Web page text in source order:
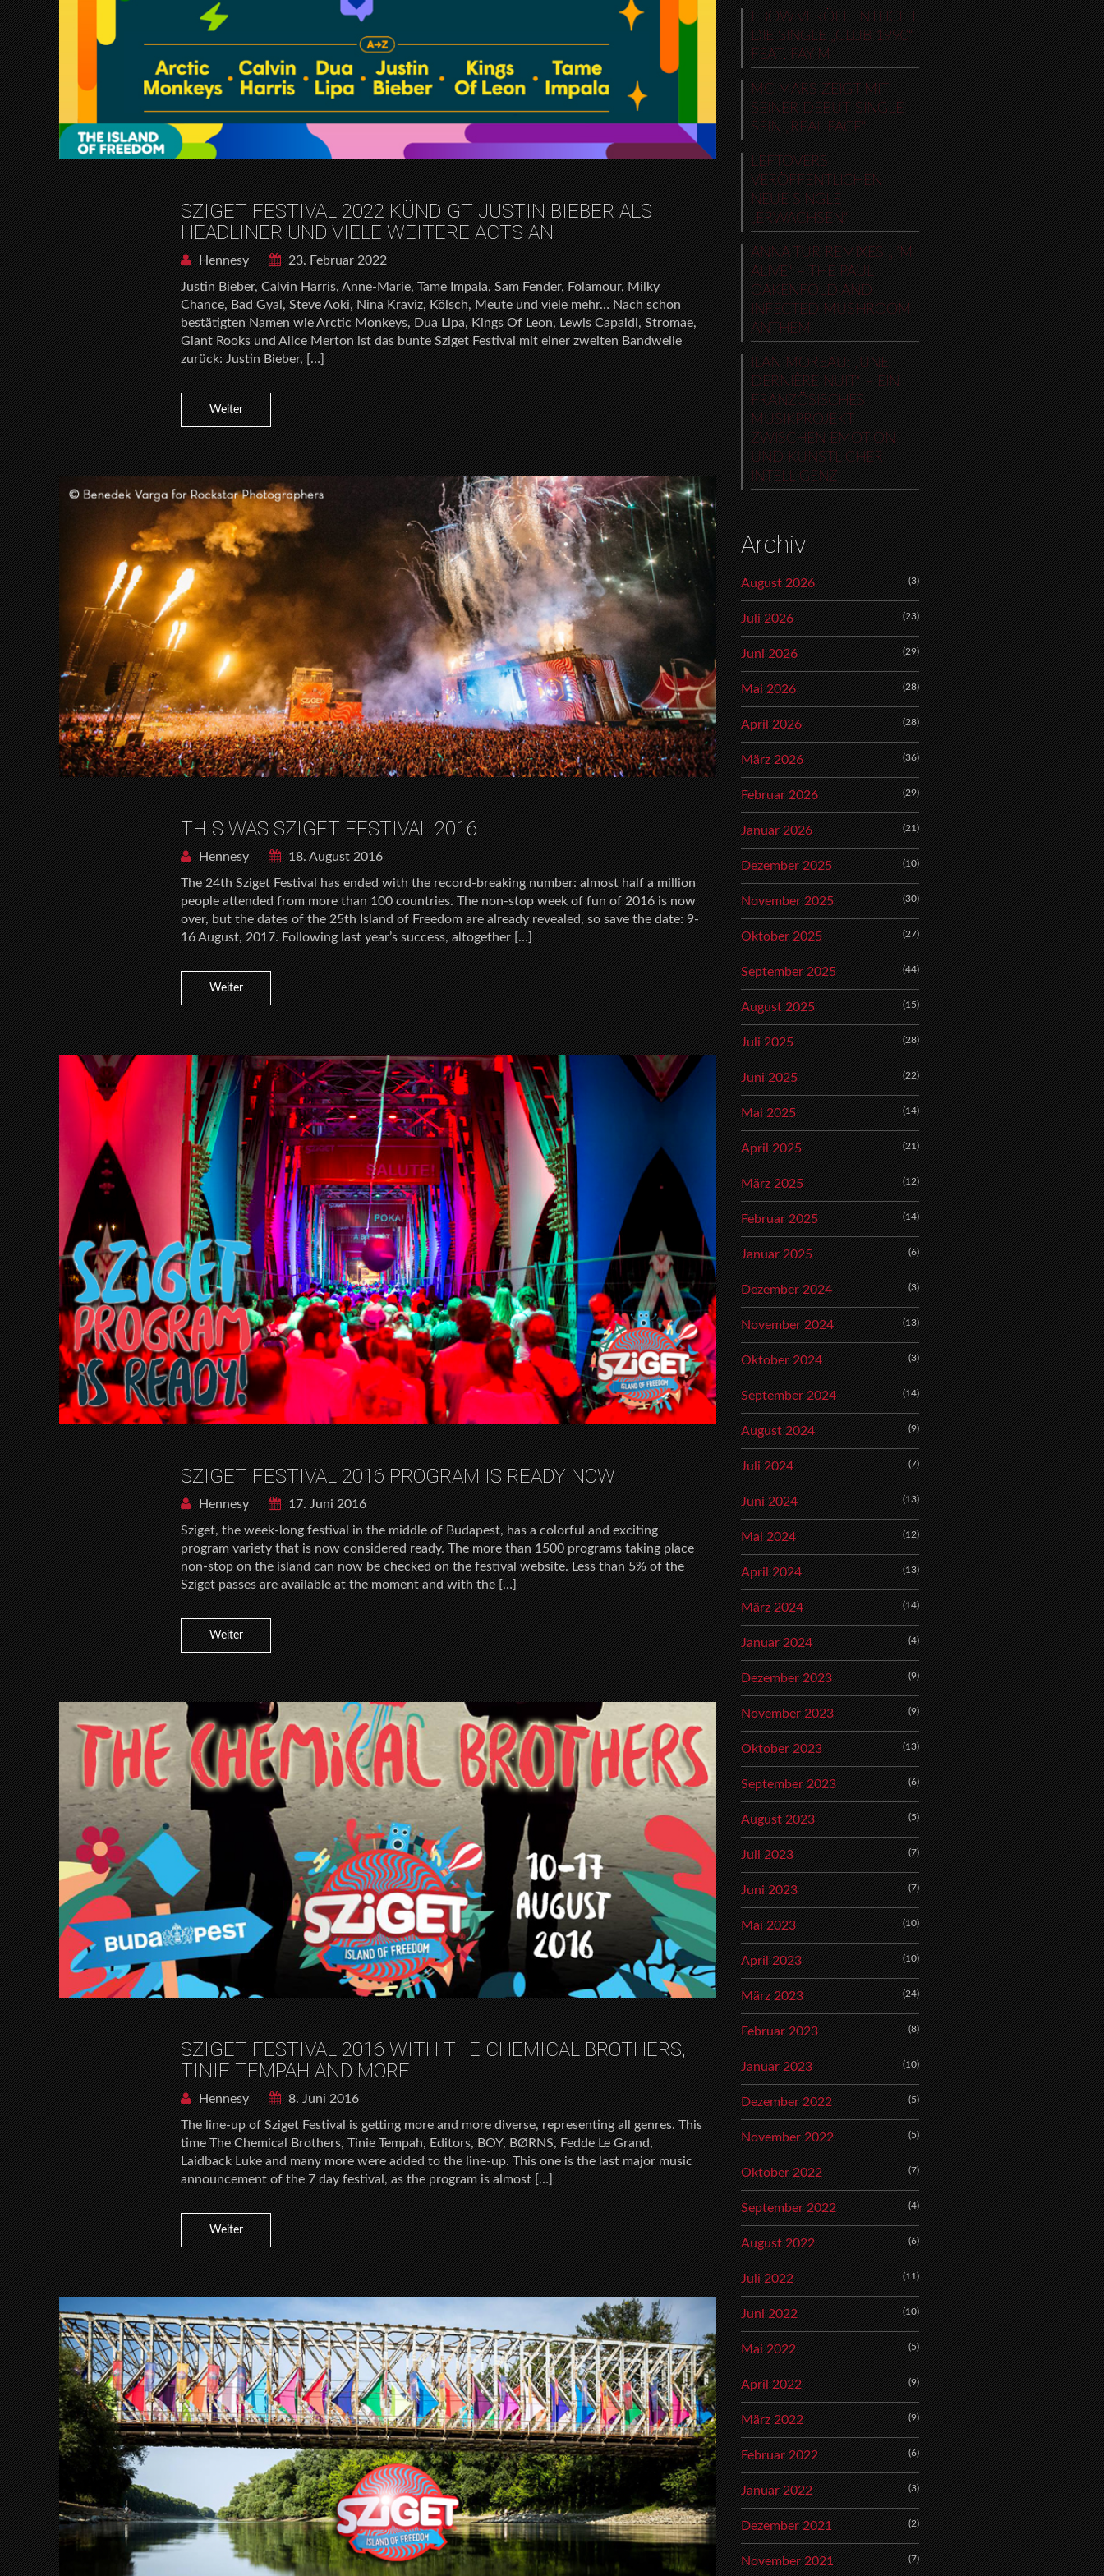
SZIGET FESTIVAL 2022 KÜNDIGT JUSTIN BIEBER ALS
HEADLINER UND VIELE WEITERE ACTS AN
Hennesy
23. Februar 2022
Justin Bieber, Calvin Harris, Anne-Marie, Tame Impala, Sam Fender, Folamour, Milky
Chance, Bad Gyal, Steve Aoki, Nina Kraviz, Kölsch, Meute und viele mehr… Nach schon
bestätigten Namen wie Arctic Monkeys, Dua Lipa, Kings Of Leon, Lewis Capaldi, Stromae,
Giant Rooks und Alice Merton ist das bunte Sziget Festival mit einer zweiten Bandwelle
zurück: Justin Bieber, […]
Weiter
THIS WAS SZIGET FESTIVAL 2016
Hennesy
18. August 2016
The 24th Sziget Festival has ended with the record-breaking number: almost half a million
people attended from more than 100 countries. The non-stop week of fun of 2016 is now
over, but the dates of the 25th Island of Freedom are already revealed, so save the date: 9-
16 August, 2017. Following last year’s success, altogether […]
Weiter
SZIGET FESTIVAL 2016 PROGRAM IS READY NOW
Hennesy
17. Juni 2016
Sziget, the week-long festival in the middle of Budapest, has a colorful and exciting
program variety that is now considered ready. The more than 1500 programs taking place
non-stop on the island can now be checked on the festival website. Less than 5% of the
Sziget passes are available at the moment and with the […]
Weiter
SZIGET FESTIVAL 2016 WITH THE CHEMICAL BROTHERS,
TINIE TEMPAH AND MORE
Hennesy
8. Juni 2016
The line-up of Sziget Festival is getting more and more diverse, representing all genres. This
time The Chemical Brothers, Tinie Tempah, Editors, BOY, BØRNS, Fedde Le Grand,
Laidback Luke and many more were added to the line-up. This one is the last major music
announcement of the 7 day festival, as the program is almost […]
Weiter
EBOW VERÖFFENTLICHT
DIE SINGLE „CLUB 1990“
FEAT. FAYIM
MC MARS ZEIGT MIT
SEINER DEBUT-SINGLE
SEIN „REAL FACE“
LEFTOVERS
VERÖFFENTLICHEN
NEUE SINGLE
„ERWACHSEN“
ANNA TUR REMIXES „I’M
ALIVE“ – THE PAUL
OAKENFOLD AND
INFECTED MUSHROOM
ANTHEM
ILAN MOREAU: „UNE
DERNIÈRE NUIT“ – EIN
FRANZÖSISCHES
MUSIKPROJEKT
ZWISCHEN EMOTION
UND KÜNSTLICHER
INTELLIGENZ
Archiv
August 2026 (3)
Juli 2026 (23)
Juni 2026 (29)
Mai 2026 (28)
April 2026 (28)
März 2026 (36)
Februar 2026 (29)
Januar 2026 (21)
Dezember 2025 (10)
November 2025 (30)
Oktober 2025 (27)
September 2025 (44)
August 2025 (15)
Juli 2025 (28)
Juni 2025 (22)
Mai 2025 (14)
April 2025 (21)
März 2025 (12)
Februar 2025 (14)
Januar 2025 (6)
Dezember 2024 (3)
November 2024 (13)
Oktober 2024 (3)
September 2024 (14)
August 2024 (9)
Juli 2024 (7)
Juni 2024 (13)
Mai 2024 (12)
April 2024 (13)
März 2024 (14)
Januar 2024 (4)
Dezember 2023 (9)
November 2023 (9)
Oktober 2023 (13)
September 2023 (6)
August 2023 (5)
Juli 2023 (7)
Juni 2023 (7)
Mai 2023 (10)
April 2023 (10)
März 2023 (24)
Februar 2023 (8)
Januar 2023 (10)
Dezember 2022 (5)
November 2022 (5)
Oktober 2022 (7)
September 2022 (4)
August 2022 (6)
Juli 2022 (11)
Juni 2022 (10)
Mai 2022 (5)
April 2022 (9)
März 2022 (9)
Februar 2022 (6)
Januar 2022 (3)
Dezember 2021 (2)
November 2021 (7)